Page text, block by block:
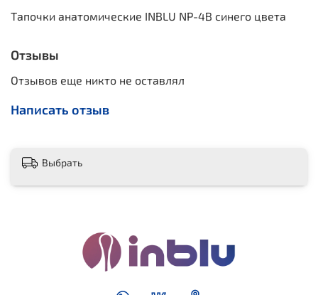
Тапочки анатомические INBLU NP-4B синего цвета
Отзывы
Отзывов еще никто не оставлял
Написать отзыв
Выбрать